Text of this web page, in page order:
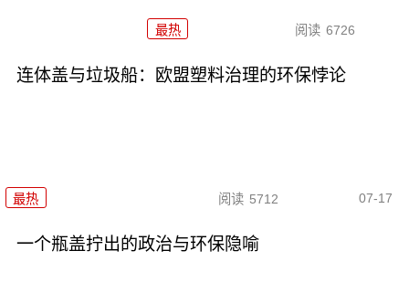
最热 阅读 6726
连体盖与垃圾船：欧盟塑料治理的环保悖论
最热 阅读 5712 07-17
一个瓶盖拧出的政治与环保隐喻